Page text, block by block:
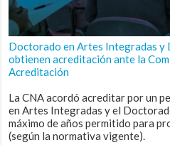
Doctorado en Artes Integradas y
obtienen acreditación ante la
Acreditación
La CNA acordó acreditar por un
en Artes Integradas y el
máximo de años permitido para
(según la normativa vigente).